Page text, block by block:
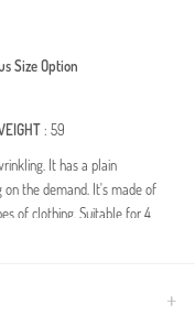
Size Option
: 59
It has a plain
on the demand. It's made of
of clothing. Suitable for 4
willen maken in de wereld